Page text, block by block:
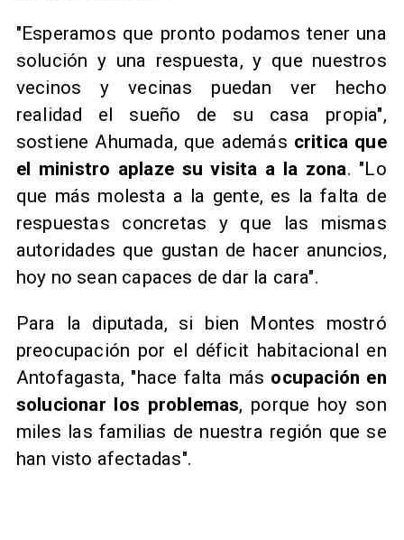
"Esperamos que pronto podamos tener una
solución y una respuesta, y que nuestros
vecinos y vecinas puedan ver hecho
realidad el sueño de su casa propia",
sostiene Ahumada, que además critica que
el ministro aplaze su visita a la zona. "Lo
que más molesta a la gente, es la falta de
respuestas concretas y que las mismas
autoridades que gustan de hacer anuncios,
hoy no sean capaces de dar la cara".
Para la diputada, si bien Montes mostró
preocupación por el déficit habitacional en
Antofagasta, "hace falta más ocupación en
solucionar los problemas, porque hoy son
miles las familias de nuestra región que se
han visto afectadas".